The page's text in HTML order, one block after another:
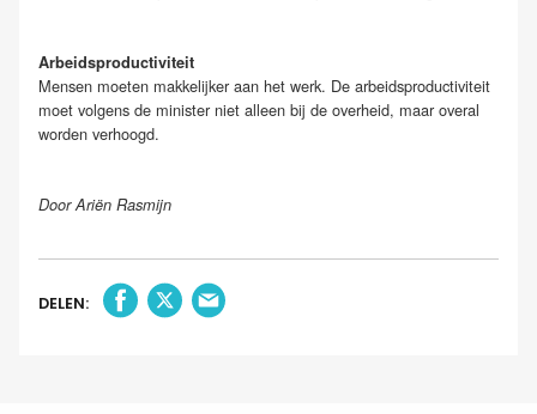
Arbeidsproductiviteit
Mensen moeten makkelijker aan het werk. De arbeidsproductiviteit
moet volgens de minister niet alleen bij de overheid, maar overal
worden verhoogd.
Door Ariën Rasmijn
DELEN: